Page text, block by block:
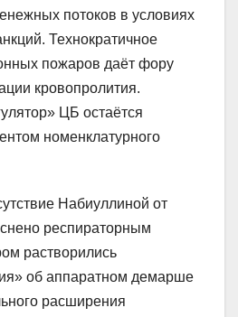
потоков в условиях
Технократичное
пожаров даёт фору
кровопролития.
ЦБ остаётся
номенклатурного
Набиуллиной от
респираторным
растворились
об аппаратном демарше
расширения